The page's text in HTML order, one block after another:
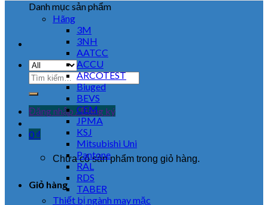
Đăng nhập / Đăng ký
0 ₫
Chưa có sản phẩm trong giỏ hàng.
Giỏ hàng
Danh mục sản phẩm
Hãng
3M
3NH
AATCC
ACCU
ARCOTEST
Biuged
BEVS
CEM
JPMA
KSJ
Mitsubishi Uni
Pantone
RAL
RDS
TABER
Thiết bị ngành may mặc